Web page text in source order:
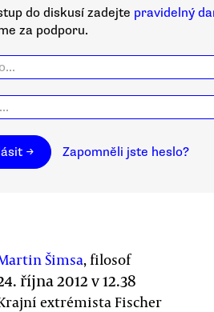
do diskusí zadejte pravidelný
za podporu.
→ Zapomněli jste heslo?
Šimsa, filosof
října 2012 v 12.38
extrémista Fischer